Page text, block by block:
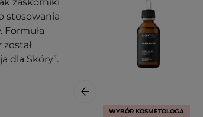
stosowania
dla Skóry”.
WYBÓR KOSMETOLOGA